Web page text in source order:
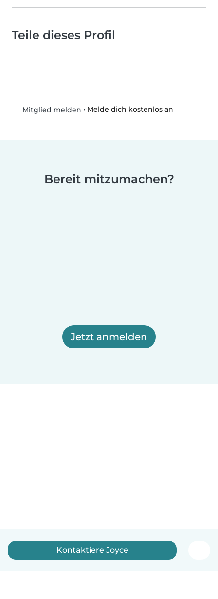
Teile dieses Profil
Mitglied melden • Melde dich kostenlos an
Bereit mitzumachen?
Jetzt anmelden
Kontaktiere Joyce